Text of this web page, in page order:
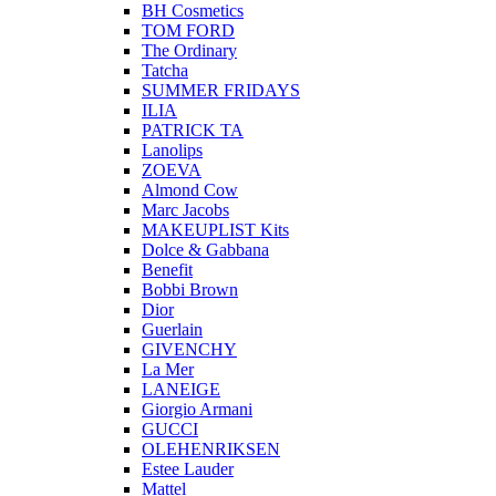
BH Cosmetics
TOM FORD
The Ordinary
Tatcha
SUMMER FRIDAYS
ILIA
PATRICK TA
Lanolips
ZOEVA
Almond Cow
Marc Jacobs
MAKEUPLIST Kits
Dolce & Gabbana
Benefit
Bobbi Brown
Dior
Guerlain
GIVENCHY
La Mer
LANEIGE
Giorgio Armani
GUCCI
OLEHENRIKSEN
Estee Lauder
Mattel